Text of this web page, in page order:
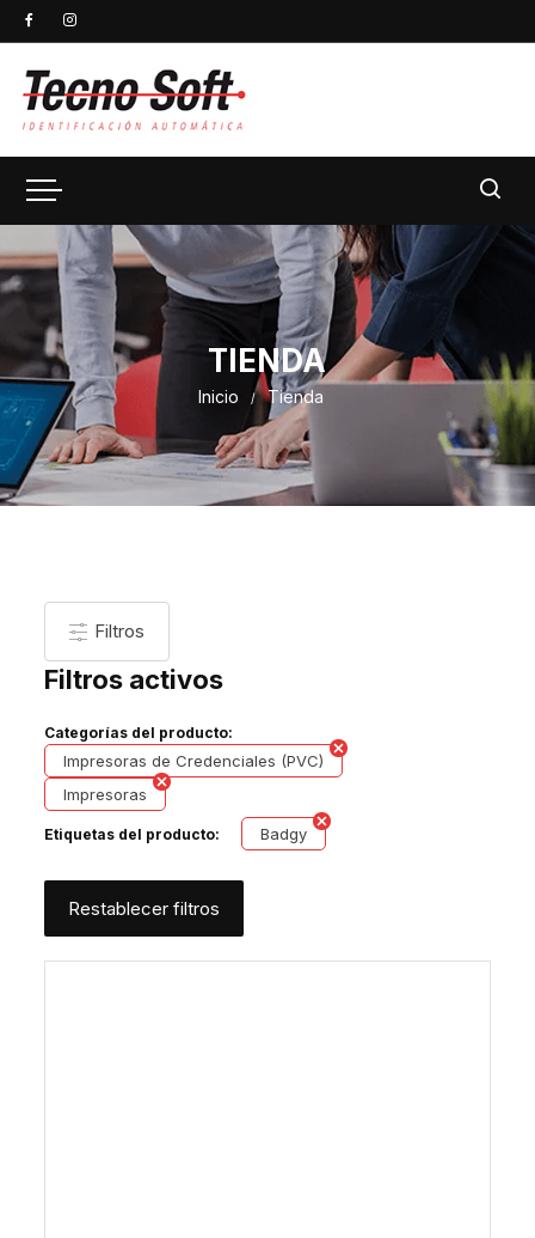
TIENDA
Inicio Tienda
Filtros
Filtros activos
Categorías del producto:
Impresoras de Credenciales (PVC)
Impresoras
Etiquetas del producto: Badgy
Restablecer filtros